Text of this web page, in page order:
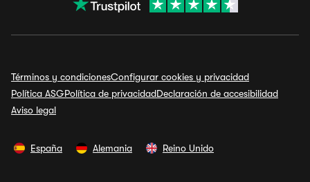
Términos y condicionesConfigurar cookies y privacidad
Política ASGPolítica de privacidadDeclaración de accesibilidad
Aviso legal
España Alemania Reino Unido